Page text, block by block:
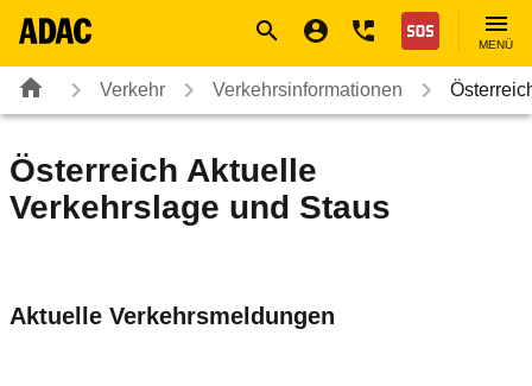
Nothilfe
MENÜ
Verkehr Verkehrsinformationen
Österreich Aktuelle
Verkehrslage und Staus
Aktuelle Verkehrsmeldungen